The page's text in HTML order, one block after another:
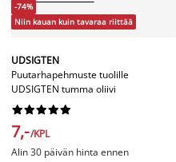
-74%
Niin kauan kuin tavaraa riittää
UDSIGTEN
Puutarhapehmuste tuolille
UDSIGTEN tumma oliivi






7,-/KPL
Alin 30 päivän hinta ennen